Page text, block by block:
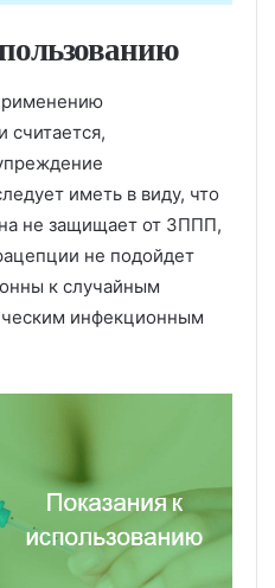
считается,
иметь в виду, что
не защищает от ЗППП,
не подойдет
к случайным
инфекционным